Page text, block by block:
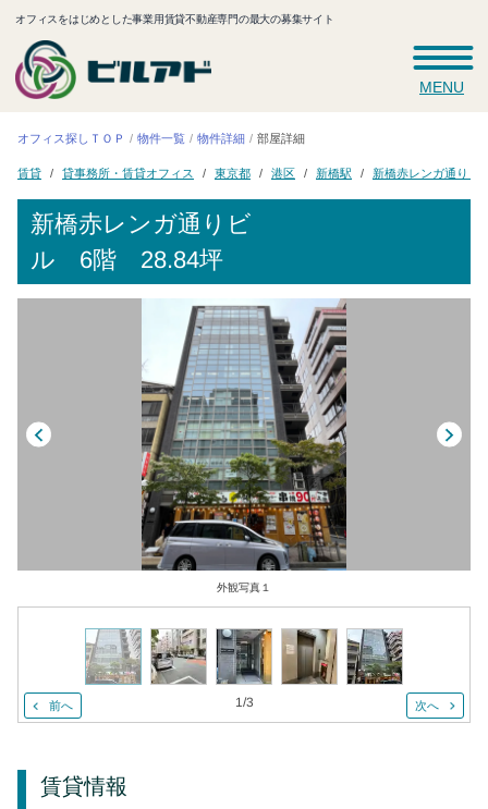
オフィスをはじめとした事業用賃貸不動産専門の最大の募集サイト
MENU
オフィス探しＴＯＰ 物件一覧 物件詳細 部屋詳細
賃貸 貸事務所・賃貸オフィス 東京都 港区 新橋駅 新橋赤レンガ通りビ
新橋赤レンガ通りビ
ル 6階 28.84坪
外観写真１
前へ 1/3 次へ
賃貸情報